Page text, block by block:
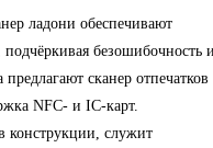
ладони обеспечивают
безошибочность
сканер отпечатков
NFC- и IC-карт.
конструкции, служит